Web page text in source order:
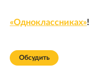
«Одноклассниках»!
Обсудить